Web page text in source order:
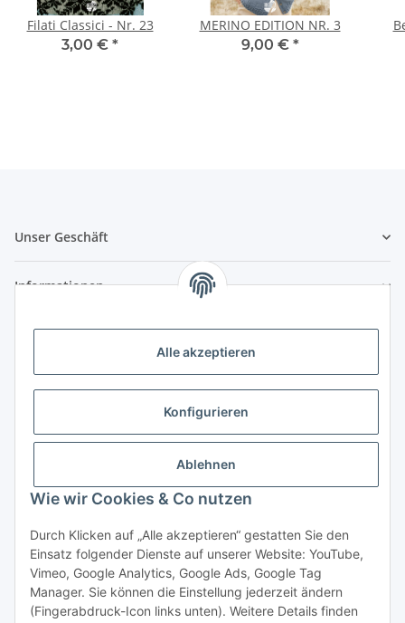
Alle akzeptieren
Konfigurieren
Ablehnen
Wie wir Cookies & Co nutzen
Durch Klicken auf „Alle akzeptieren“ gestatten Sie den
Einsatz folgender Dienste auf unserer Website: YouTube,
Vimeo, Google Analytics, Google Ads, Google Tag
Manager. Sie können die Einstellung jederzeit ändern
(Fingerabdruck-Icon links unten). Weitere Details finden
Filati Classici - Nr. 23
3,00 € *
MERINO EDITION NR. 3
9,00 € *
Unser Geschäft
Informationen
Zahlungsmöglichkeiten
Vorkasse (per Bank-Überweisung)
PayPal
Kreditkarte
Banklastschrift
Rechnungskauf
Gesetzliche Informationen